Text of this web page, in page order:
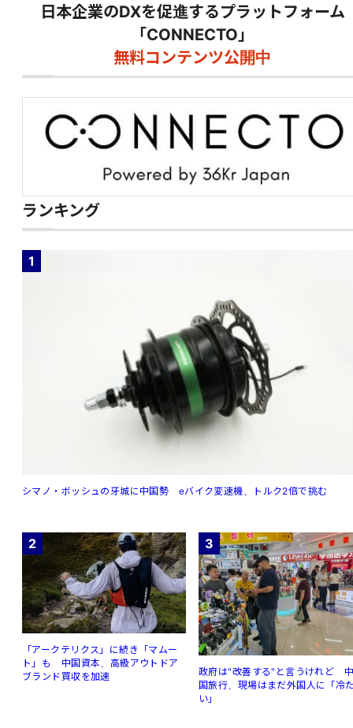
日本企業のDXを促進するプラットフォーム
「CONNECTO」
無料コンテンツ公開中
ランキング
1
シマノ・ボッシュの牙城に中国勢 eバイク変速機、トルク2倍で挑む
2
「アークテリクス」に続き「マムー
ト」も 中国資本、高級アウトドア
ブランド買収を加速
3
政府は"改善する"と言うけれど
国旅行、現場はまだ外国人に「冷
い」